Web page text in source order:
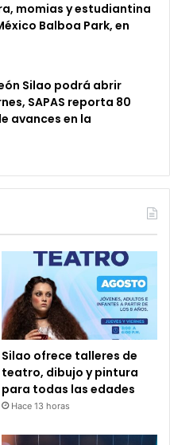
momias y estudiantina
Balboa Park, en
Silao podrá abrir
SAPAS reporta 80
avances en la
Silao ofrece talleres de
teatro, dibujo y pintura
para todas las edades
Hace 13 horas